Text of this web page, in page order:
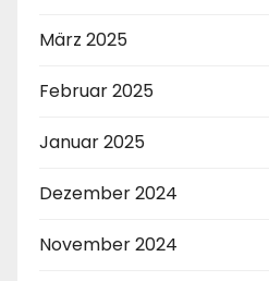
März 2025
Februar 2025
Januar 2025
Dezember 2024
November 2024